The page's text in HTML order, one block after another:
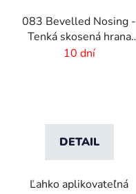
083 Bevelled Nosing -
Tenká skosená hrana
pre rohože - 2 mm
10 dní
DETAIL
Ľahko aplikovateľná